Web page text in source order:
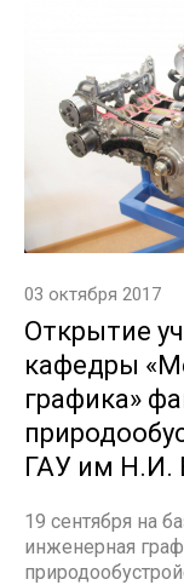
03 октября 2017
Открытие
кафедры
графика»
ГАУ им Н.И.
19 сентября на
инженерная